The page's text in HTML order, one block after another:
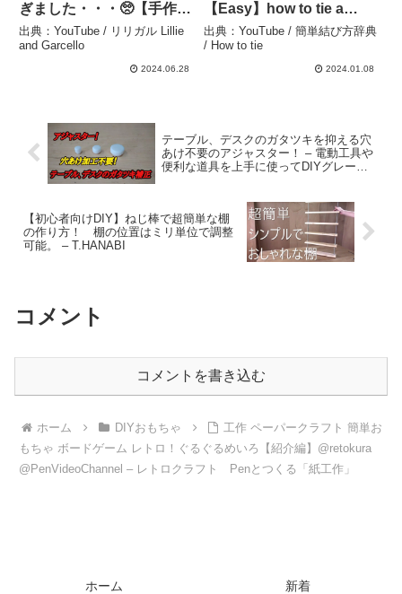
ぎました・・・🥺【手作り
ノーズワークマット】 – リ
リガル Lillie and Garcello
出典：YouTube / リリガル Lillie
and Garcello
2024.06.28
【Easy】how to tie a
ribbon gift wrapping 리
본을묶는방법 りぼん 织
带 蝶結び ラッピング
出典：YouTube / 簡単結び方辞典
/ How to tie
2024.01.08
テーブル、デスクのガタツキを抑える穴
あけ不要のアジャスター！ – 電動工具や
便利な道具を上手に使ってDIYグレード
【初心者向けDIY】ねじ棒で超簡単な棚
の作り方！ 棚の位置はミリ単位で調整
可能。 – T.HANABI
コメント
コメントを書き込む
ホーム DIYおもちゃ
工作 ペーパークラフト 簡単お
もちゃ ボードゲーム レトロ！ぐるぐるめいろ【紹介編】@retokura
@PenVideoChannel – レトロクラフト Penとつくる「紙工作」
ホーム 新着